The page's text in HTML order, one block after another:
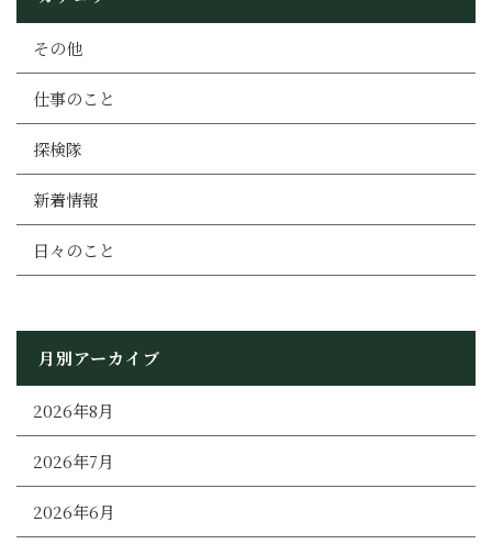
その他
仕事のこと
探検隊
新着情報
日々のこと
月別アーカイブ
2026年8月
2026年7月
2026年6月